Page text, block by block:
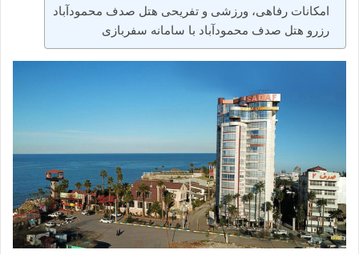
امکانات رفاهی، ورزشی و تفریحی هتل صدف محمودآباد
رزرو هتل صدف محمودآباد با سامانه سفربازی